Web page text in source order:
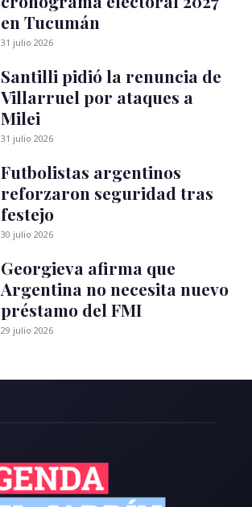
en Tucumán
31 julio 2026
Santilli pidió la renuncia de
Villarruel por ataques a
Milei
31 julio 2026
Futbolistas argentinos
reforzaron seguridad tras
festejo
30 julio 2026
Georgieva afirma que
Argentina no necesita nuevo
préstamo del FMI
29 julio 2026